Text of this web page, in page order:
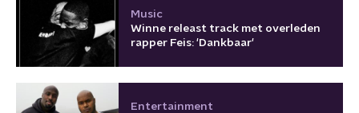
Music
Winne releast track met overleden
rapper Feis: 'Dankbaar'
Entertainment